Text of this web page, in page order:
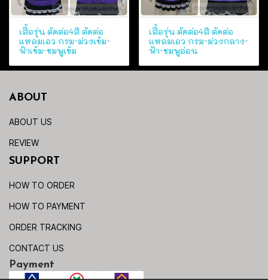
เสื้อรุ่น ตัดต่อ4สี ตัดต่อ
แหลมเอว กรม-ม่วงเข้ม-
ฟ้าเข้ม-ชมพูเข้ม
เสื้อรุ่น ตัดต่อ4สี ตัดต่อ
แหลมเอว กรม-ม่วงกลาง-
ฟ้า-ชมพูอ่อน
ABOUT
ABOUT US
REVIEW
SUPPORT
HOW TO ORDER
HOW TO PAYMENT
ORDER TRACKING
CONTACT US
Payment